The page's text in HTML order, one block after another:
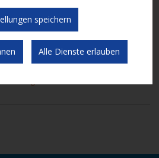
Erwachsene“
aus europäischer Sicht – Prof. dr.
speichern
Alle Dienste erlauben